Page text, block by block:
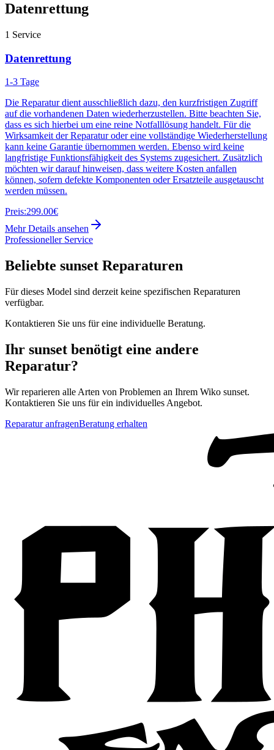
Datenrettung
1 Service
Datenrettung
1-3 Tage
Die Reparatur dient ausschließlich dazu, den kurzfristigen Zugriff
auf die vorhandenen Daten wiederherzustellen. Bitte beachten Sie,
dass es sich hierbei um eine reine Notfalllösung handelt. Für die
Wirksamkeit der Reparatur oder eine vollständige Wiederherstellung
kann keine Garantie übernommen werden. Ebenso wird keine
langfristige Funktionsfähigkeit des Systems zugesichert. Zusätzlich
möchten wir darauf hinweisen, dass weitere Kosten anfallen
können, sofern defekte Komponenten oder Ersatzteile ausgetauscht
werden müssen.
Preis:299.00€
Mehr Details ansehen
Professioneller Service
Beliebte sunset Reparaturen
Für dieses Model sind derzeit keine spezifischen Reparaturen
verfügbar.
Kontaktieren Sie uns für eine individuelle Beratung.
Ihr sunset benötigt eine andere
Reparatur?
Wir reparieren alle Arten von Problemen an Ihrem Wiko sunset.
Kontaktieren Sie uns für ein individuelles Angebot.
Reparatur anfragenBeratung erhalten